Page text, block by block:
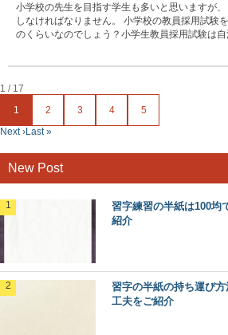
小学校の先生を目指す学生も多いと思いますが
しなければなりません。 小学校の教員採用試験
のくらいなのでしょう？小学生教員採用試験は自
1 / 17
1
2 3 4
5
Next ›Last »
New Post
習字練習の半紙は100均
紹介
習字の半紙の持ち運び
工夫をご紹介